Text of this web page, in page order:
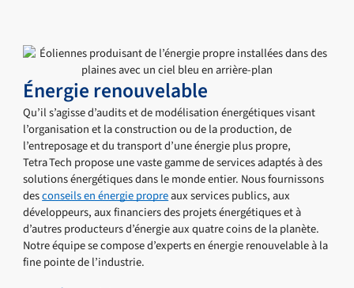
Énergie renouvelable
Qu’il s’agisse d’audits et de modélisation énergétiques visant
l’organisation et la construction ou de la production, de
l’entreposage et du transport d’une énergie plus propre,
Tetra Tech propose une vaste gamme de services adaptés à des
solutions énergétiques dans le monde entier. Nous fournissons
desconseils en énergie propreaux services publics, aux
développeurs, aux financiers des projets énergétiques et à
d’autres producteurs d’énergie aux quatre coins de la planète.
Notre équipe se compose d’experts en énergie renouvelable à la
fine pointe de l’industrie.